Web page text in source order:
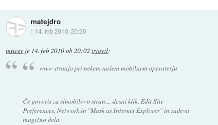
matejdro
:: 14. feb 2010, 20:20
mticev je 14. feb 2010 ob 20:02 izjavil:
www stranjo pri nekem našem mobilnem operaterju
Če govoris za simobilovo stran.... desni klik, Edit Site
Preferences, Network in "Mask as Internet Explorer" in zadeva
magično dela.